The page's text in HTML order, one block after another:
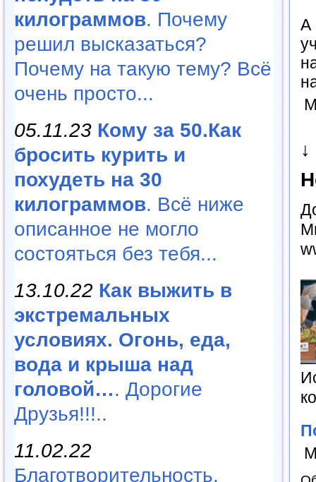
килограммов. Почему
решил высказаться?
Почему на такую тему? Всё
очень просто...
05.11.23 Кому за 50.Как
бросить курить и
похудеть на 30
килограммов. Всё ниже
описанное не могло
состояться без тебя...
13.10.22 Как выжить в
экстремальных
условиях. Огонь, еда,
вода и крыша над
головой…. Дорогие
Друзья!!!..
11.02.22
Благотворительность,
А